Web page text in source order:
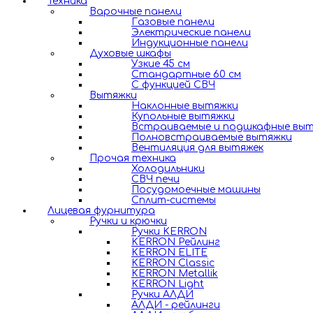
Варочные панели
Газовые панели
Электрические панели
Индукционные панели
Духовые шкафы
Узкие 45 см
Стандартные 60 см
С функцией СВЧ
Вытяжки
Наклонные вытяжки
Купольные вытяжки
Встраиваемые и подшкафные
Полновстраиваемые вытяжки
Вентиляция для вытяжек
Прочая техника
Холодильники
СВЧ печи
Посудомоечные машины
Сплит-системы
Лицевая фурнитура
Ручки и крючки
Ручки KERRON
KERRON Рейлинг
KERRON ELITE
KERRON Classic
KERRON Metallik
KERRON Light
Ручки АЛДИ
АЛДИ - рейлинги